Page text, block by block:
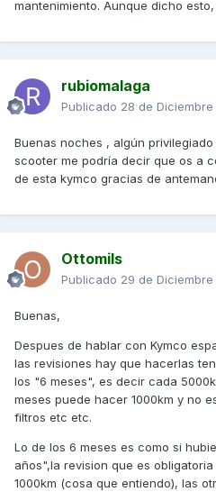
mantenimiento. Aunque dicho
rubiomalaga
Publicado 28 de Diciembre
Buenas noches , algún
scooter me podría decir que os a
de esta kymco gracias de
Ottomils
Publicado 29 de Diciembre
Buenas,
Despues de hablar con Kymco
las revisiones hay que hacerlas
los "6 meses", es decir cada
meses puede hacer 1000km y no
filtros etc etc.
Lo de los 6 meses es como si
años",la revision que es
1000km (cosa que entiendo), las